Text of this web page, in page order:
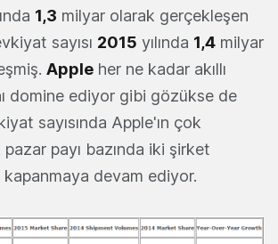
1,3 milyar olarak gerçekleşen
sayısı 2015 yılında 1,4 milyar
Apple her ne kadar akıllı
domine ediyor gibi gözükse de
sayısında Apple'ın çok
payı bazında iki şirket
kapanmaya devam ediyor.